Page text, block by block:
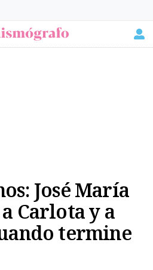
José María
Carlota y a
termine